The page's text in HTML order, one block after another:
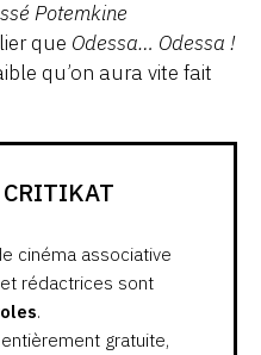
Potemkine
que Odessa… Odessa !
qu’on aura vite fait
cinéma associative
rédactrices sont
.
gratuite,